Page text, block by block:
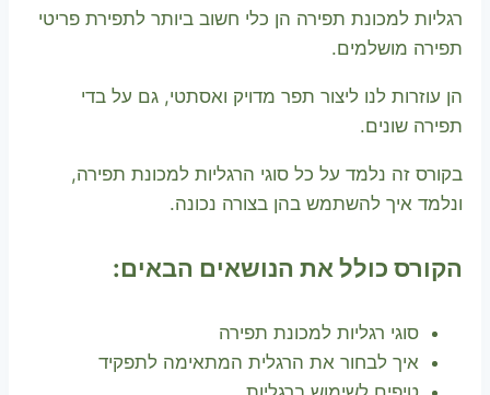
רגליות למכונת תפירה הן כלי חשוב ביותר לתפירת פריטי
תפירה מושלמים.
הן עוזרות לנו ליצור תפר מדויק ואסתטי, גם על בדי
תפירה שונים.
בקורס זה נלמד על כל סוגי הרגליות למכונת תפירה,
ונלמד איך להשתמש בהן בצורה נכונה.
הקורס כולל את הנושאים הבאים:
סוגי רגליות למכונת תפירה
איך לבחור את הרגלית המתאימה לתפקיד